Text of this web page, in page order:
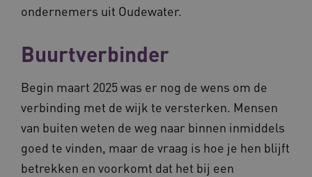
ondernemers uit Oudewater.
Buurtverbinder
Begin maart 2025 was er nog de wens om de
verbinding met de wijk te versterken. Mensen
van buiten weten de weg naar binnen inmiddels
goed te vinden, maar de vraag is hoe je hen blijft
betrekken en voorkomt dat het bij een